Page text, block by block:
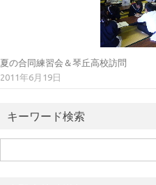
夏の合同練習会＆琴丘高校訪問
2011年6月19日
キーワード検索
索: